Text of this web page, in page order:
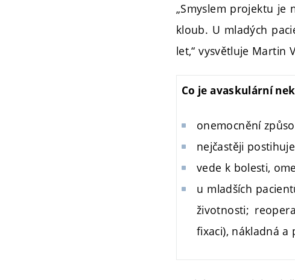
„Smyslem projektu je
kloub. U mladých
let,“ vysvětluje Martin
Co je avaskulární
onemocnění
nejčastěji
vede k bolesti,
u mladších
životnosti;
fixaci), nákladná a